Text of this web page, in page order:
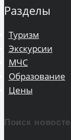
Разделы
Туризм
Экскурсии
МЧС
Образование
Цены
Поиск